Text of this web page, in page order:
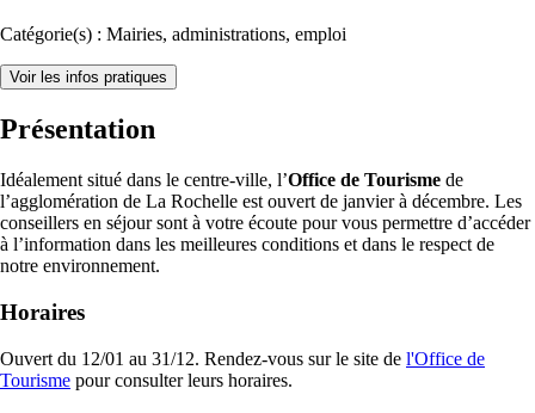
Catégorie(s) : Mairies, administrations, emploi
Voir les infos pratiques
Présentation
Idéalement situé dans le centre-ville, l’Office de Tourisme de
l’agglomération de La Rochelle est ouvert de janvier à décembre. Les
conseillers en séjour sont à votre écoute pour vous permettre d’accéder
à l’information dans les meilleures conditions et dans le respect de
notre environnement.
Horaires
Ouvert du 12/01 au 31/12. Rendez-vous sur le site de l'Office de
Tourisme pour consulter leurs horaires.